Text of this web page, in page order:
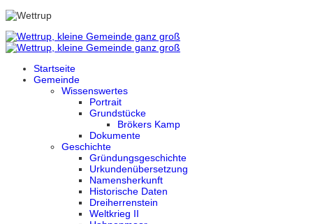
Startseite
Gemeinde
Wissenswertes
Portrait
Grundstücke
Brökers Kamp
Dokumente
Geschichte
Gründungsgeschichte
Urkundenübersetzung
Namensherkunft
Historische Daten
Dreiherrenstein
Weltkrieg II